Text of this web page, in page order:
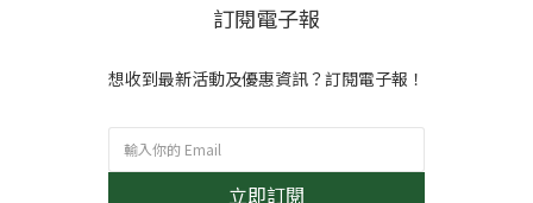
訂閱電子報
想收到最新活動及優惠資訊？訂閱電子報！
立即訂閱